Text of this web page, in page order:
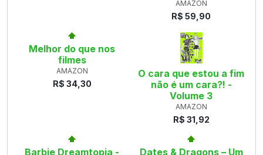
AMAZON
R$ 59,90
Melhor do que nos
filmes
AMAZON
R$ 34,30
O cara que estou a fim
não é um cara?! -
Volume 3
AMAZON
R$ 31,92
Barbie Dreamtopia -
Dates & Dragons – Um